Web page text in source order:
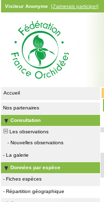
Visiteur Anonyme [J'aimerais participer]
Accueil
Nos partenaires
Consultation
Les observations
- Nouvelles observations
- La galerie
Données par espèce
- Fiches espèces
- Répartition géographique